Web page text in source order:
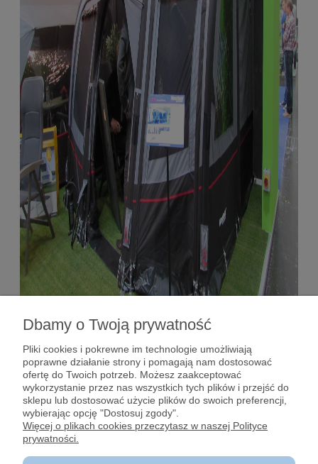
Pomoc
Dostawy i płatności
Moje konto
Dbamy o Twoją prywatność
Pliki cookies i pokrewne im technologie umożliwiają
poprawne działanie strony i pomagają nam dostosować
ofertę do Twoich potrzeb. Możesz zaakceptować
wykorzystanie przez nas wszystkich tych plików i przejść do
sklepu lub dostosować użycie plików do swoich preferencji,
wybierając opcję "Dostosuj zgody".
Więcej o plikach cookies przeczytasz w naszej Polityce
prywatności.